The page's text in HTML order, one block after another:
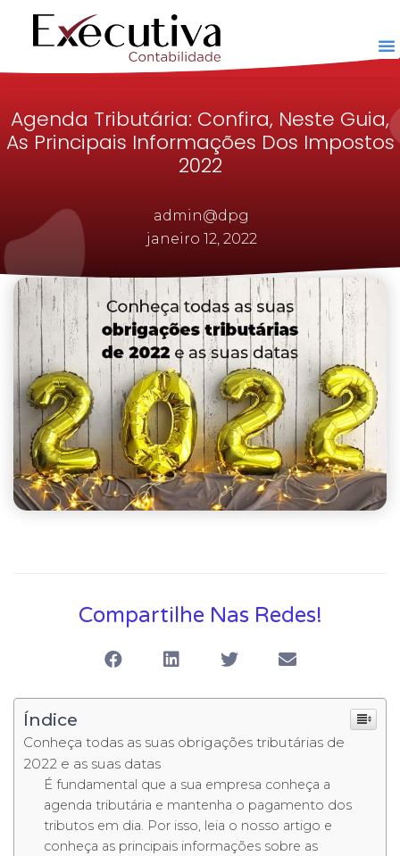
Agenda Tributária: Confira, Neste Guia,
As Principais Informações Dos Impostos
2022
admin@dpg
janeiro 12, 2022
Compartilhe Nas Redes!
Índice
Conheça todas as suas obrigações tributárias de
2022 e as suas datas
É fundamental que a sua empresa conheça a
agenda tributária e mantenha o pagamento dos
tributos em dia. Por isso, leia o nosso artigo e
conheça as principais informações sobre as